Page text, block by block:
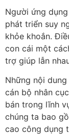
Người ứng
phát triển suy
khỏe khoắn.
con cái một
trợ giúp lẫn
Những nội
cán bộ nhân
bán trong lĩnh
chúng ta bao
cao công dụng